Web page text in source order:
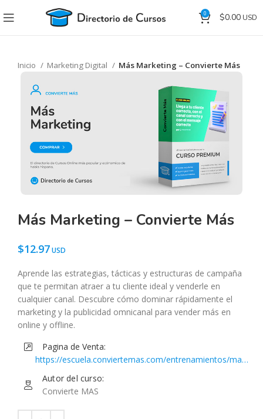
0 $0.00
Inicio Marketing Digital Más Marketing – Convierte Más
Más Marketing – Convierte Más
$12.97
Aprende las estrategias, tácticas y estructuras de campaña
que te permitan atraer a tu cliente ideal y venderle en
cualquier canal. Descubre cómo dominar rápidamente el
marketing y la publicidad omnicanal para vender más en
online y offline.
Pagina de Venta:
https://escuela.conviertemas.com/entrenamientos/mas-
marketing/#tab-course-section__overview
Autor del curso:
Convierte MAS